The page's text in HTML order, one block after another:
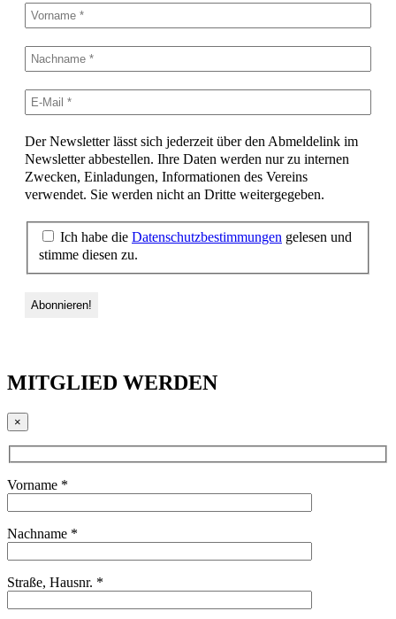
Der Newsletter lässt sich jederzeit über den Abmeldelink im
Newsletter abbestellen. Ihre Daten werden nur zu internen
Zwecken, Einladungen, Informationen des Vereins
verwendet. Sie werden nicht an Dritte weitergegeben.
Ich habe die Datenschutzbestimmungen gelesen und
stimme diesen zu.
MITGLIED WERDEN
×
Vorname *
Nachname *
Straße, Hausnr. *